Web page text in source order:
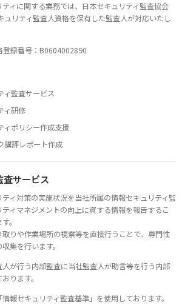
ィに関する業務では、日本セキュリティ監査協会
ュリティ監査人資格を保有した監査人が対応いたし
録番号：B0604002890
ィ監査サービス
ィ研修
ィポリシー作成支援
講評レポート作成
査サービス
ィ対策の実施状況を当社所属の情報セキュリティ監
ィマネジメントの向上に資する情報を報告するこ
。
りや作業場所の視察等を直接行うことで、専門性
集を行います。
が行う内部監査に当社監査人が助言等を行う内部
ります。
報セキュリティ監査基準」を使用しております。